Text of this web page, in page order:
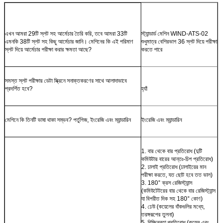
এখন আমরা 29টি স্লট সহ আর্মেচার তৈরি করি, তবে আমরা 33টি
এমনকি 38টি স্লট সহ কিছু আর্মেচার জানি। মেশিনের কি এই পরিমাণ
স্লট দিয়ে আর্মেচার পরীক্ষা করার ক্ষমতা আছে?
স্ট্যান্ডার্ড মেশিন WIND-ATS-02
শুধুমাত্র বেশিরভাগ 36 স্লট দিয়ে পরীক্ষা
করতে পারে
সমস্ত স্লট পরীক্ষার ডেটা স্ক্রিনে সনাক্তকরণের সাথে আলাদাভাবে
প্রদর্শিত হবে?
হ্যাঁ
মেশিনে কি তিনটি ভাষা থাকা সম্ভব? পর্তুগিজ, ইংরেজি এবং ম্যান্ডারিন ইংরেজি এবং ম্যান্ডারিন
1. বার থেকে বার প্রতিরোধ (দুটি
কমিউটার বারের আন্তঃ-চিপ প্রতিরোধ)
2. ঢালাই প্রতিরোধ (ঢালাইয়ের মান
পরীক্ষা করতে, যত ছোট হবে তত ভাল)
3. 180° ক্রস রেজিস্ট্যান্স
(কমিউটেটরের বার থেকে বার রেজিস্ট্যান্স
যা বিপরীত দিক সহ 180° কোণ)
4. ঢেউ (কয়েলের বাঁকগুলির মধ্যে,
তরঙ্গরূপের তুলনা)